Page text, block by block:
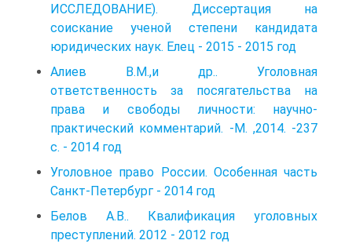
ИССЛЕДОВАНИЕ). Диссертация на
соискание ученой степени кандидата
юридических наук. Елец - 2015 - 2015 год
Алиев В.М.,и др.. Уголовная
ответственность за посягательства на
права и свободы личности: научно-
практический комментарий. -М. ,2014. -237
с. - 2014 год
Уголовное право России. Особенная часть
Санкт-Петербург - 2014 год
Белов А.В.. Квалификация уголовных
преступлений. 2012 - 2012 год